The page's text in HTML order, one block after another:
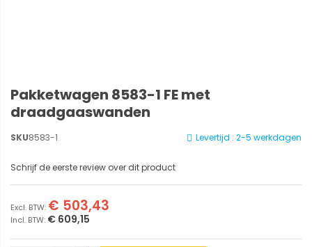
Pakketwagen 8583-1 FE met
draadgaaswanden
Levertijd : 2-5 werkdagen
SKU8583-1
Schrijf de eerste review over dit product
€ 609,15
€ 503,43